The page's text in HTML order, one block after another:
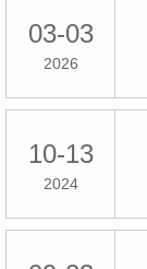
03-03
2026
10-13
2024